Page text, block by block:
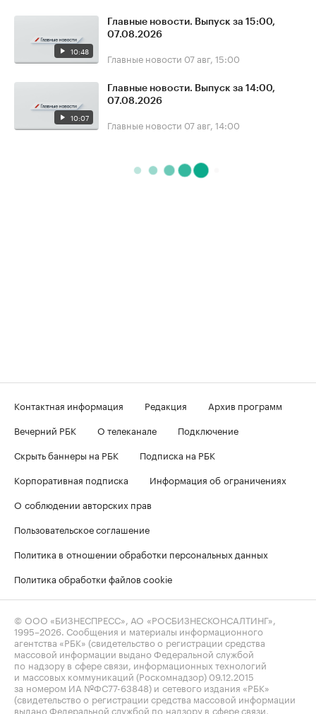
10:48
Главные новости. Выпуск за 15:00,
07.08.2026
Главные новости 07 авг, 15:00
10:07
Главные новости. Выпуск за 14:00,
07.08.2026
Главные новости 07 авг, 14:00
Контактная информация Редакция
Архив программ
Вечерний РБК
О телеканале
Подключение
Скрыть баннеры на РБК
Подписка на РБК
Корпоративная подписка
Информация об ограничениях
О соблюдении авторских прав
Пользовательское соглашение
Политика в отношении обработки персональных данных
Политика обработки файлов cookie
© ООО «БИЗНЕСПРЕСС», АО «РОСБИЗНЕСКОНСАЛТИНГ»,
1995–2026 . Сообщения и материалы информационного
агентства «РБК» (свидетельство о регистрации средства
массовой информации выдано Федеральной службой
по надзору в сфере связи, информационных технологий
и массовых коммуникаций (Роскомнадзор) 09.12.2015
за номером ИА №ФС77-63848) и сетевого издания «РБК»
(свидетельство о регистрации средства массовой информации
выдано Федеральной службой по надзору в сфере связи,